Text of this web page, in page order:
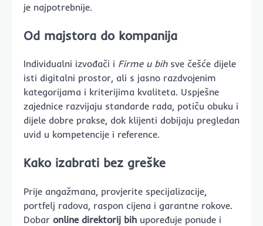
je najpotrebnije.
Od majstora do kompanija
Individualni izvođači i Firme u bihsve češće dijele
isti digitalni prostor, ali s jasno razdvojenim
kategorijama i kriterijima kvaliteta. Uspješne
zajednice razvijaju standarde rada, potiču obuku i
dijele dobre prakse, dok klijenti dobijaju pregledan
uvid u kompetencije i reference.
Kako izabrati bez greške
Prije angažmana, provjerite specijalizacije,
portfelj radova, raspon cijena i garantne rokove.
Dobar online direktorij bih upoređuje ponude i